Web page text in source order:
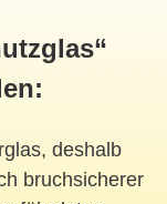
deshalb
bruchsicherer